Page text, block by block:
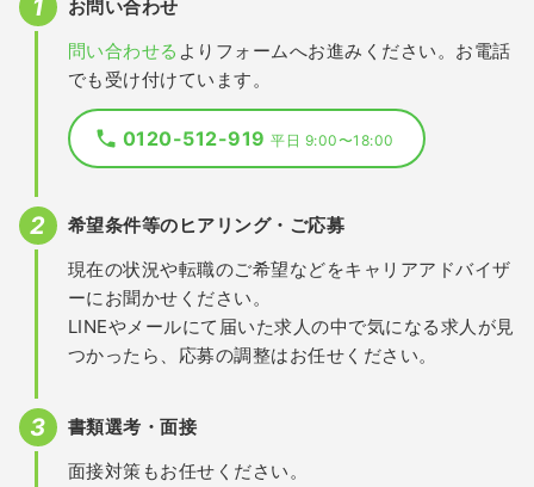
お問い合わせ
問い合わせる よりフォームへお進みください。お電話
でも受け付けています。
0120-512-919平日 9:00〜18:00
希望条件等のヒアリング・ご応募
現在の状況や転職のご希望などをキャリアアドバイザ
ーにお聞かせください。
LINEやメールにて届いた求人の中で気になる求人が見
つかったら、応募の調整はお任せください。
書類選考・面接
面接対策もお任せください。